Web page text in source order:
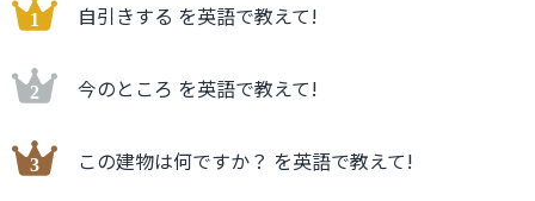
自引きする を英語で教えて!
今のところ を英語で教えて!
この建物は何ですか？ を英語で教えて!